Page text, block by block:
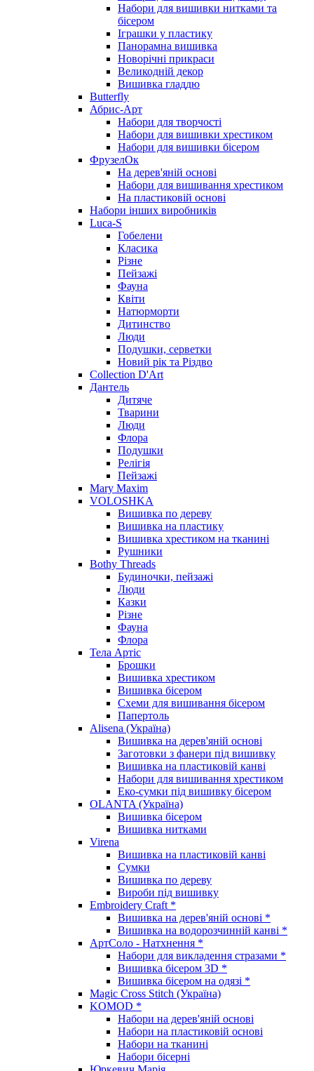
Набори для вишивки нитками та
бісером
Іграшки у пластику
Панорамна вишивка
Новорічні прикраси
Великодній декор
Вишивка гладдю
Butterfly
Абрис-Арт
Набори для творчості
Набори для вишивки хрестиком
Набори для вишивки бісером
ФрузелОк
На дерев'яній основі
Набори для вишивання хрестиком
На пластиковій основі
Набори інших виробників
Luca-S
Гобелени
Класика
Різне
Пейзажі
Фауна
Квіти
Натюрморти
Дитинство
Люди
Подушки, серветки
Новий рік та Різдво
Collection D'Art
Дантель
Дитяче
Тварини
Люди
Флора
Подушки
Релігія
Пейзажі
Mary Maxim
VOLOSHKA
Вишивка по дереву
Вишивка на пластику
Вишивка хрестиком на тканині
Рушники
Bothy Threads
Будиночки, пейзажі
Люди
Казки
Різне
Фауна
Флора
Тела Артіс
Брошки
Вишивка хрестиком
Вишивка бісером
Схеми для вишивання бісером
Папертоль
Alisena (Україна)
Вишивка на дерев'яній основі
Заготовки з фанери під вишивку
Вишивка на пластиковій канві
Набори для вишивання хрестиком
Еко-сумки під вишивку бісером
OLANTA (Україна)
Вишивка бісером
Вишивка нитками
Virena
Вишивка на пластиковій канві
Сумки
Вишивка по дереву
Вироби під вишивку
Embroidery Craft *
Вишивка на дерев'яній основі *
Вишивка на водорозчинній канві *
АртСоло - Натхнення *
Набори для викладення стразами *
Вишивка бісером 3D *
Вишивка бісером на одязі *
Magic Cross Stitch (Україна)
KOMOD *
Набори на дерев'яній основі
Набори на пластиковій основі
Набори на тканині
Набори бісерні